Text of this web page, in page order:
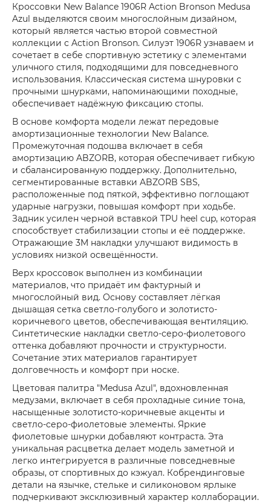
Кроссовки New Balance 1906R Action Bronson Medusa
Azul выделяются своим многослойным дизайном,
который является частью второй совместной
коллекции с Action Bronson. Силуэт 1906R узнаваем и
сочетает в себе спортивную эстетику с элементами
уличного стиля, подходящими для повседневного
использования. Классическая система шнуровки с
прочными шнурками, напоминающими походные,
обеспечивает надёжную фиксацию стопы.
В основе комфорта модели лежат передовые
амортизационные технологии New Balance.
Промежуточная подошва включает в себя
амортизацию ABZORB, которая обеспечивает гибкую
и сбалансированную поддержку. Дополнительно,
сегментированные вставки ABZORB SBS,
расположенные под пяткой, эффективно поглощают
ударные нагрузки, повышая комфорт при ходьбе.
Задник усилен черной вставкой TPU heel cup, которая
способствует стабилизации стопы и её поддержке.
Отражающие 3M накладки улучшают видимость в
условиях низкой освещённости.
Верх кроссовок выполнен из комбинации
материалов, что придаёт им фактурный и
многослойный вид. Основу составляет лёгкая
дышащая сетка светло-голубого и золотисто-
коричневого цветов, обеспечивающая вентиляцию.
Синтетические накладки светло-серо-фиолетового
оттенка добавляют прочности и структурности.
Сочетание этих материалов гарантирует
долговечность и комфорт при носке.
Цветовая палитра "Medusa Azul", вдохновленная
медузами, включает в себя прохладные синие тона,
насыщенные золотисто-коричневые акценты и
светло-серо-фиолетовые элементы. Яркие
фиолетовые шнурки добавляют контраста. Эта
уникальная расцветка делает модель заметной и
легко интегрируется в различные повседневные
образы, от спортивных до кэжуал. Кобрендинговые
детали на язычке, стельке и силиконовом ярлыке
подчеркивают эксклюзивный характер коллаборации.